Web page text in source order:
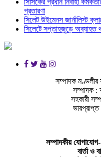
সিসিকের প্রধান নির্বাহী
প্রতারণা
সিলেট উইমেনস জার্নালিস্ট
সিলেটে সপ্তাহজুড়ে অব্যাহত
সম্পাদক মণ্ডলীর
সম্পাদক :
সহকারী
ভারপ্রাপ্ত
সম্পাদকীয় যােগাযোগ-
বার্তা ও